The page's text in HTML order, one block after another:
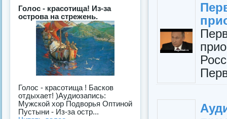
Голос - красотища! Из-за
острова на стрежень.
Голос - красотища ! Басков
отдыхает! )Аудиозапись:
Мужской хор Подворья Оптиной
Пустыни - Из-за остр...